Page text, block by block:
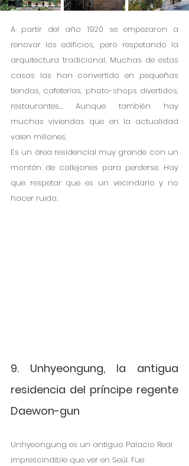
A partir del año 1920 se empezaron a
renovar los edificios, pero respetando la
arquitectura tradicional. Muchas de estas
casas las han convertido en pequeñas
tiendas, cafeterías, photo-shops divertidos,
restaurantes… Aunque también hay
muchas viviendas que en la actualidad
valen millones.
Es un área residencial muy grande con un
montón de callejones para perderse. Hay
que respetar que es un vecindario y no
hacer ruido.
9. Unhyeongung, la antigua
residencia del príncipe regente
Daewon-gun
Unhyeongung es un antiguo Palacio Real
imprescindible que ver en Seúl. Fue